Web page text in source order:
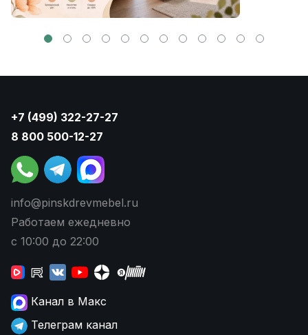
+7 (499) 322-27-27
8 800 500-12-27
info@pinskdrevmebel.ru
Работаем ежедневно
с 10:00 до 22:00
Канал в Макс
Телеграм канал